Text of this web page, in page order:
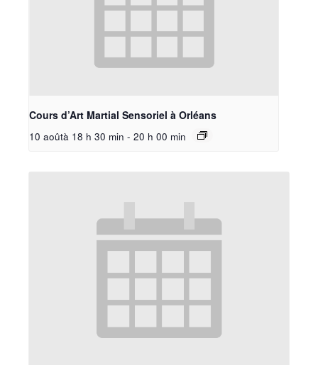
Cours d’Art Martial Sensoriel à Orléans
10 aoûtà 18 h 30 min - 20 h 00 min